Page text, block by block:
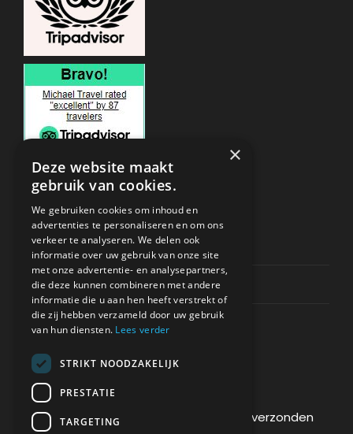
ONDERSTEUNING
Privacy & Policy
Contact Channels
BETAAL VEILIG BIJ ONS
De betaling wordt versleuteld en veilig verzonden
×
Deze website maakt
gebruik van cookies.
We gebruiken cookies om inhoud en
advertenties te personaliseren en om ons
verkeer te analyseren. We delen ook
informatie over uw gebruik van onze site
met onze advertentie- en analysepartners,
die deze kunnen combineren met andere
informatie die u aan hen heeft verstrekt of
die zij hebben verzameld door uw gebruik
van hun diensten. Lees verder
STRIKT NOODZAKELIJK
PRESTATIE
TARGETING